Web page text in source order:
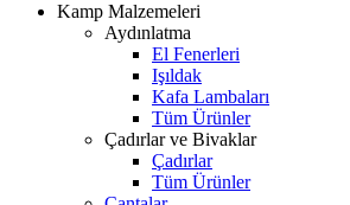
Kamp Malzemeleri
Aydınlatma
El Fenerleri
Işıldak
Kafa Lambaları
Tüm Ürünler
Çadırlar ve Bivaklar
Çadırlar
Tüm Ürünler